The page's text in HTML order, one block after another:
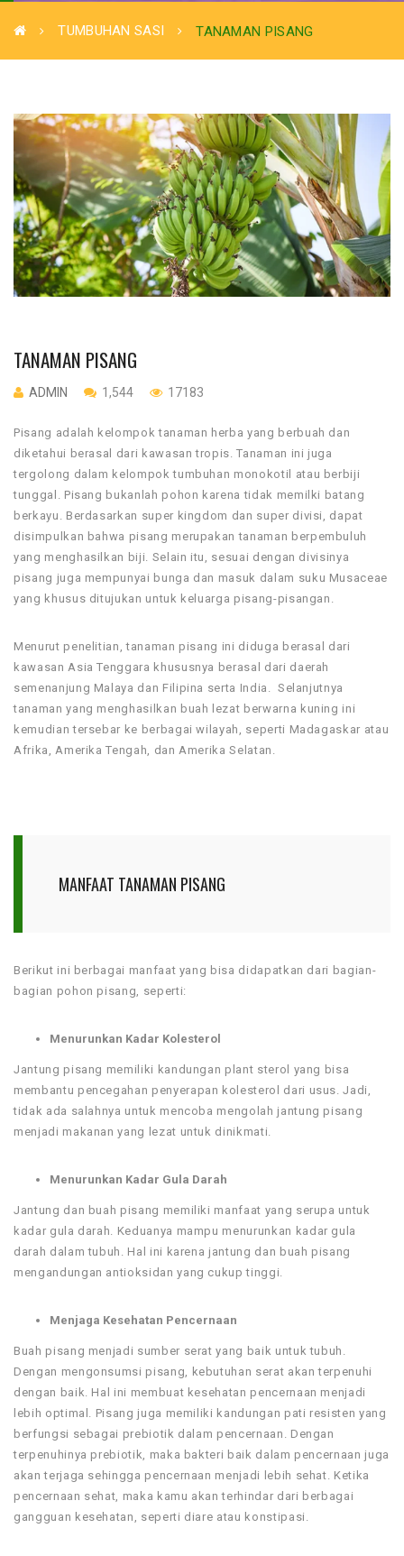
TUMBUHAN SASI TANAMAN PISANG
TANAMAN PISANG
ADMIN 1,544 17183
Pisang adalah kelompok tanaman herba yang berbuah dan
diketahui berasal dari kawasan tropis. Tanaman ini juga
tergolong dalam kelompok tumbuhan monokotil atau berbiji
tunggal. Pisang bukanlah pohon karena tidak memilki batang
berkayu. Berdasarkan super kingdom dan super divisi, dapat
disimpulkan bahwa pisang merupakan tanaman berpembuluh
yang menghasilkan biji. Selain itu, sesuai dengan divisinya
pisang juga mempunyai bunga dan masuk dalam suku Musaceae
yang khusus ditujukan untuk keluarga pisang-pisangan.
Menurut penelitian, tanaman pisang ini diduga berasal dari
kawasan Asia Tenggara khususnya berasal dari daerah
semenanjung Malaya dan Filipina serta India. Selanjutnya
tanaman yang menghasilkan buah lezat berwarna kuning ini
kemudian tersebar ke berbagai wilayah, seperti Madagaskar atau
Afrika, Amerika Tengah, dan Amerika Selatan.
MANFAAT TANAMAN PISANG
Berikut ini berbagai manfaat yang bisa didapatkan dari bagian-
bagian pohon pisang, seperti:
Menurunkan Kadar Kolesterol
Jantung pisang memiliki kandungan plant sterol yang bisa
membantu pencegahan penyerapan kolesterol dari usus. Jadi,
tidak ada salahnya untuk mencoba mengolah jantung pisang
menjadi makanan yang lezat untuk dinikmati.
Menurunkan Kadar Gula Darah
Jantung dan buah pisang memiliki manfaat yang serupa untuk
kadar gula darah. Keduanya mampu menurunkan kadar gula
darah dalam tubuh. Hal ini karena jantung dan buah pisang
mengandungan antioksidan yang cukup tinggi.
Menjaga Kesehatan Pencernaan
Buah pisang menjadi sumber serat yang baik untuk tubuh.
Dengan mengonsumsi pisang, kebutuhan serat akan terpenuhi
dengan baik. Hal ini membuat kesehatan pencernaan menjadi
lebih optimal. Pisang juga memiliki kandungan pati resisten yang
berfungsi sebagai prebiotik dalam pencernaan. Dengan
terpenuhinya prebiotik, maka bakteri baik dalam pencernaan juga
akan terjaga sehingga pencernaan menjadi lebih sehat. Ketika
pencernaan sehat, maka kamu akan terhindar dari berbagai
gangguan kesehatan, seperti diare atau konstipasi.